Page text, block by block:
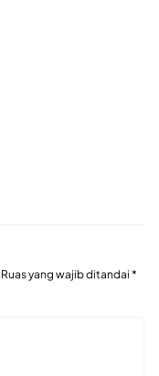
Ruas yang wajib ditandai *